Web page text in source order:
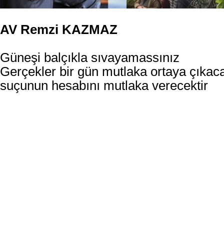
AV Remzi KAZMAZ
Güneşi balçıkla sıvayamassınız
Gerçekler bir gün mutlaka ortaya
suçunun hesabını mutlaka verecektir